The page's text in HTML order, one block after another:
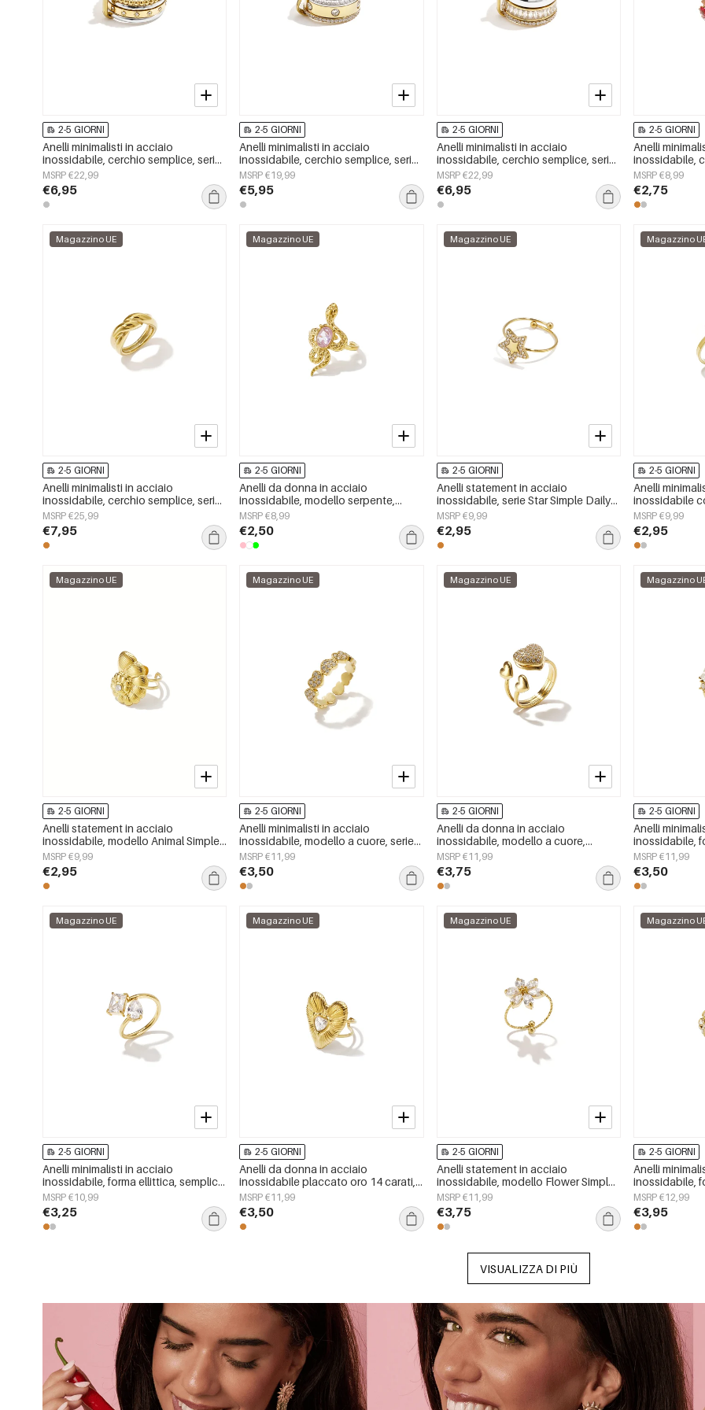
2-5 GIORNI
Anelli minimalisti in acciaio
inossidabile, cerchio semplice, serie
Daily Simple, gioielli da donna
MSRP €22,99
€6,95
2-5 GIORNI
Anelli minimalisti in acciaio
inossidabile, cerchio semplice, serie
Daily Simple, gioielli da donna
MSRP €19,99
€5,95
2-5 GIORNI
Anelli minimalisti in acciaio
inossidabile, cerchio semplice, serie
Daily Simple, gioielli da donna
MSRP €22,99
€6,95
2-5 GIORNI
Anelli
inossidabile,
Daily Simple,
MSRP €8,99
€2,75
Magazzino UE
2-5 GIORNI
Anelli minimalisti in acciaio
inossidabile, cerchio semplice, serie
Daily Simple, gioielli da donna
MSRP €25,99
€7,95
Magazzino UE
2-5 GIORNI
Anelli da donna in acciaio
inossidabile, modello serpente,
classici, per feste ed eventi, di lusso.
MSRP €8,99
€2,50
Magazzino UE
2-5 GIORNI
Anelli statement in acciaio
inossidabile, serie Star Simple Daily
Simple, gioielli da donna
MSRP €9,99
€2,95
Magazzino
2-5 GIORNI
Anelli
inossidabile
della serie
donna
MSRP €9,99
€2,95
Magazzino UE
2-5 GIORNI
Anelli statement in acciaio
inossidabile, modello Animal Simple,
serie Daily Simple, gioielli da donna
MSRP €9,99
€2,95
Magazzino UE
2-5 GIORNI
Anelli minimalisti in acciaio
inossidabile, modello a cuore, serie
semplice per tutti i giorni, gioielli da
donna.
MSRP €11,99
€3,50
Magazzino UE
2-5 GIORNI
Anelli da donna in acciaio
inossidabile, modello a cuore,
semplici, per tutti i giorni.
MSRP €11,99
€3,75
Magazzino
2-5 GIORNI
Anelli
inossidabile,
semplici, serie
da donna
MSRP €11,99
€3,50
Magazzino UE
2-5 GIORNI
Anelli minimalisti in acciaio
inossidabile, forma ellittica, semplici,
per tutti i giorni, serie Simple, gioielli
da donna
MSRP €10,99
€3,25
Magazzino UE
2-5 GIORNI
Anelli da donna in acciaio
inossidabile placcato oro 14 carati,
modello a cuore, semplici, per tutti i
giorni.
MSRP €11,99
€3,50
Magazzino UE
2-5 GIORNI
Anelli statement in acciaio
inossidabile, modello Flower Simple,
serie Simple, gioielli da donna
MSRP €11,99
€3,75
Magazzino
2-5 GIORNI
Anelli
inossidabile,
della serie
gioielli da
MSRP €12,99
€3,95
VISUALIZZA DI PIÙ